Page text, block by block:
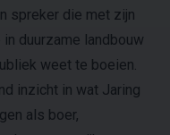
spreker die met zijn
duurzame landbouw
weet te boeien.
inzicht in wat Jaring
als boer,